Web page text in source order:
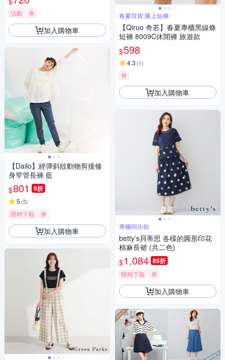
活動 券
加入購物車
【Dailo】經彈斜紋動物剪接修
身窄管長褲 藍
$801 9折
5 (5)
限時下殺 券
加入購物車
春夏現貨 膝上短褲
【Qiruo 奇若】春夏專櫃黑線條
短褲 8009C休閒褲 旅遊款
$598
4.3 (1)
券
加入購物車
專櫃同步款
betty’s貝蒂思 各樣的圓形印花
棉麻長裙 (共二色)
$1,084 85折
限時下殺 券
加入購物車